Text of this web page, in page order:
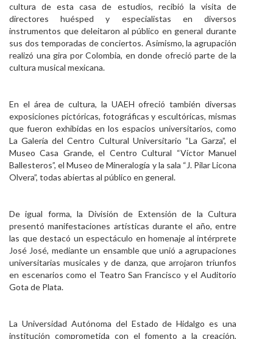
cultura de esta casa de estudios, recibió la visita de
directores huésped y especialistas en diversos
instrumentos que deleitaron al público en general durante
sus dos temporadas de conciertos. Asimismo, la agrupación
realizó una gira por Colombia, en donde ofreció parte de la
cultura musical mexicana.
En el área de cultura, la UAEH ofreció también diversas
exposiciones pictóricas, fotográficas y escultóricas, mismas
que fueron exhibidas en los espacios universitarios, como
La Galería del Centro Cultural Universitario “La Garza”, el
Museo Casa Grande, el Centro Cultural “Víctor Manuel
Ballesteros”, el Museo de Mineralogía y la sala “J. Pilar Licona
Olvera”, todas abiertas al público en general.
De igual forma, la División de Extensión de la Cultura
presentó manifestaciones artísticas durante el año, entre
las que destacó un espectáculo en homenaje al intérprete
José José, mediante un ensamble que unió a agrupaciones
universitarias musicales y de danza, que arrojaron triunfos
en escenarios como el Teatro San Francisco y el Auditorio
Gota de Plata.
La Universidad Autónoma del Estado de Hidalgo es una
institución comprometida con el fomento a la creación,